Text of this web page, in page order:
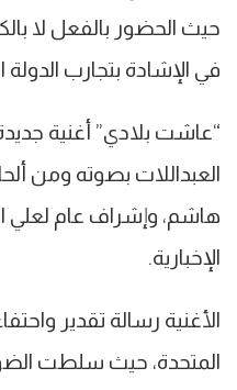
حيث الحضور بالفعل لا
في الإشادة بتجارب الدولة
“عاشت بلادي” أغنية
العبداللات بصوته ومن
هاشم، وإشراف عام لعلي
الإخبارية.
الأغنية رسالة تقدير
المتحدة، حيث سلطت